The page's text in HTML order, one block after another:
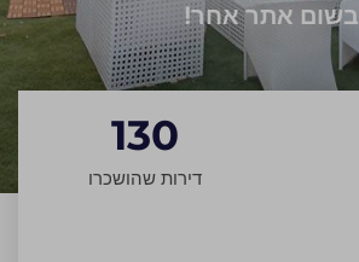
בשום אתר אחר!
דירות שהושכרו
130